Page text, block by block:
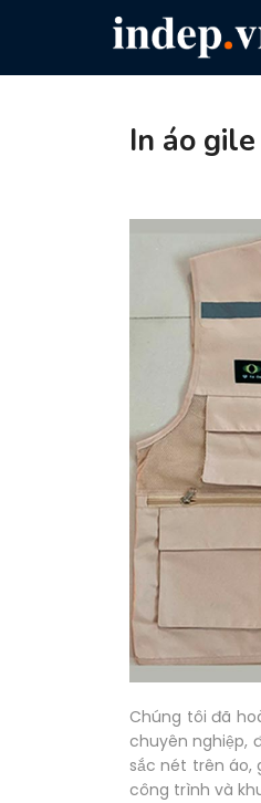
In áo
Chúng tôi đã
chuyên nghiệp,
sắc nét trên áo,
công trình và